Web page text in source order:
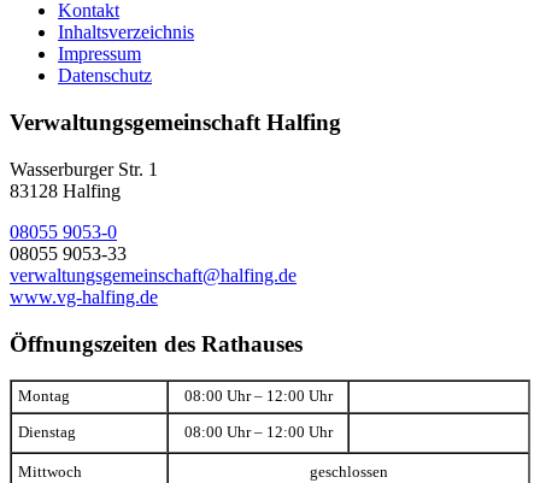
Kontakt
Inhaltsverzeichnis
Impressum
Datenschutz
Verwaltungsgemeinschaft Halfing
Wasserburger Str. 1
83128 Halfing
08055 9053-0
08055 9053-33
verwaltungsgemeinschaft@halfing.de
www.vg-halfing.de
Öffnungszeiten des Rathauses
Montag 08:00 Uhr – 12:00 Uhr
Dienstag 08:00 Uhr – 12:00 Uhr
Mittwoch geschlossen